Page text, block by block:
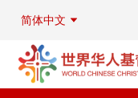
简体中文